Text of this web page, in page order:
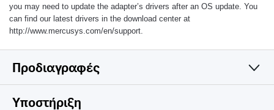
you may need to update the adapter’s drivers after an OS update. You
can find our latest drivers in the download center at
http://www.mercusys.com/en/support.
Προδιαγραφές
Wireless
Υποστήριξη